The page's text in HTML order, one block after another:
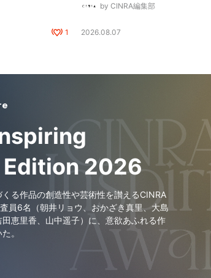
1
by CINRA編集部
2026.08.07
2026
る作品の創造性や芸術性を讃えるCINRA
員6名（朝井リョウ、おかざき真里、大島
恵里香、山中遥子）に、意欲あふれる作
。